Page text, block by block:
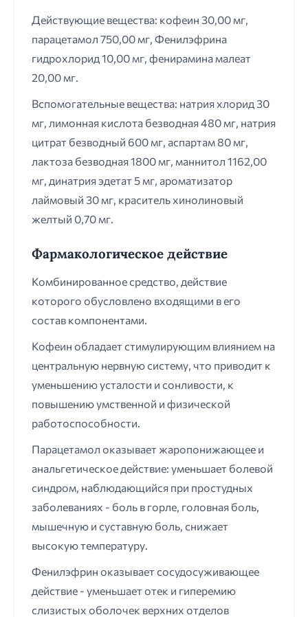
Действующие вещества: кофеин 30,00 мг,
парацетамол 750,00 мг, Фенилэфрина
гидрохлорид 10,00 мг, фенирамина малеат
20,00 мг.
Вспомогательные вещества: натрия хлорид 30
мг, лимонная кислота безводная 480 мг, натрия
цитрат безводный 600 мг, аспартам 80 мг,
лактоза безводная 1800 мг, маннитол 1162,00
мг, динатрия эдетат 5 мг, ароматизатор
лаймовый 30 мг, краситель хинолиновый
желтый 0,70 мг.
Фармакологическое действие
Комбинированное средство, действие
которого обусловлено входящими в его
состав компонентами.
Кофеин обладает стимулирующим влиянием на
центральную нервную систему, что приводит к
уменьшению усталости и сонливости, к
повышению умственной и физической
работоспособности.
Парацетамол оказывает жаропонижающее и
анальгетическое действие: уменьшает болевой
синдром, наблюдающийся при простудных
заболеваниях - боль в горле, головная боль,
мышечную и суставную боль, снижает
высокую температуру.
Фенилэфрин оказывает сосудосуживающее
действие - уменьшает отек и гиперемию
слизистых оболочек верхних отделов